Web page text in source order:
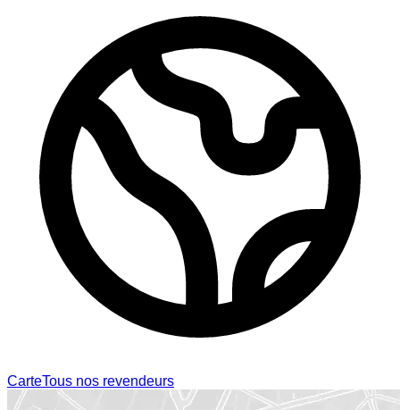
CarteTous nos revendeurs